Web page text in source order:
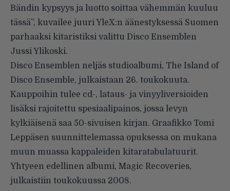
Bändin kypsyys ja luotto soittaa vähemmän kuuluu
tässä”, kuvailee juuriYleX:n äänestyksessä Suomen
parhaaksi kitaristiksi valittu Disco Ensemblen
Jussi Ylikoski.
Disco Ensemblen neljäs studioalbumi, The Island of
Disco Ensemble, julkaistaan 26. toukokuuta.
Kauppoihin tulee cd-, lataus- ja vinyyliversioiden
lisäksi rajoitettu spesiaalipainos, jossa levyn
kylkiäisenä saa 50-sivuisen kirjan. Graafikko Tomi
Leppäsen suunnittelemassa opuksessa on mukana
muun muassa kappaleiden kitaratabulatuurit.
Yhtyeen edellinen albumi, Magic Recoveries,
julkaistiin toukokuussa 2008.